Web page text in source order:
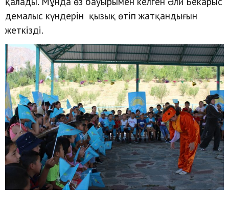
демалыс күндерін қызық өтіп жатқандығын
жеткізді.